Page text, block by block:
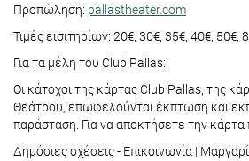
Προπώληση: pallastheater.com
Τιμές εισιτηρίων: 20€, 30€, 35€, 40€, 50€,
Για τα μέλη του Club Pallas:
Οι κάτοχοι της κάρτας Club Pallas, της
Θεάτρου, επωφελούνται έκπτωση και
παράσταση. Για να αποκτήσετε την κάρτα
Δημόσιες σχέσεις - Επικοινωνία |